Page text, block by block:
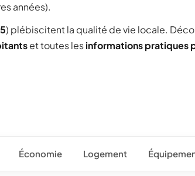
années).
) plébiscitent la qualité de vie locale.
et toutes lesinformations pratiques
Économie Logement